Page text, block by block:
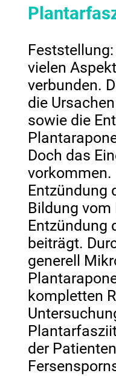
vielen
verbunden.
die
sowie die
Doch das
vorkommen.
Entzündung
Bildung vom
Entzündung
beiträgt.
generell
kompletten
der